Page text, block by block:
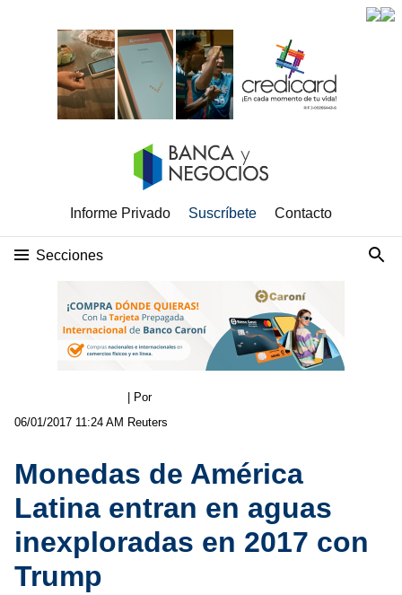
Informe Privado Suscríbete Contacto
Secciones
06/01/2017 11:24 AM
| Por
Reuters
Monedas de América
Latina entran en aguas
inexploradas en 2017 con
Trump